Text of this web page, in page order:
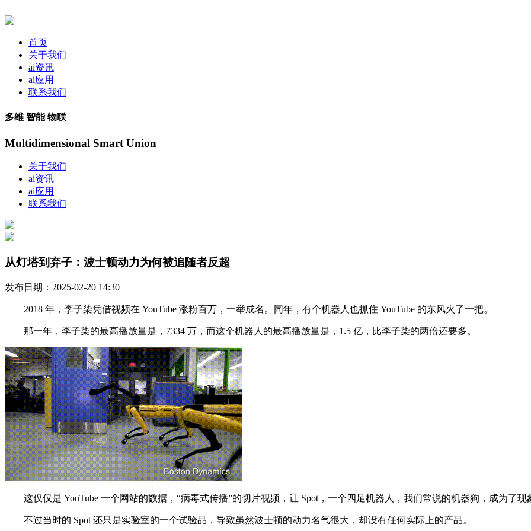
首页
关于我们
ai资讯
ai应用
联系我们
多维 智能 物联
Multidimensional Smart Union
关于我们
ai资讯
ai应用
联系我们
从灯塔到弃子：波士顿动力为何被追随者反超
发布日期：2025-02-20 14:30
2018 年，李子柒凭借视频在 YouTube 涨粉百万，一举成名。同年，有个机器人也抓住 YouTube 的东风火了一把。
那一年，李子柒的最高播放量是，7334 万，而这个机器人的最高播放量是，1.5 亿，比李子柒的两倍还要多。
这仅仅是 YouTube 一个网站的数据，“病毒式传播”的切片视频，让 Spot，一个四足机器人，我们常说的机器狗，成为了现
不过当时的 Spot 还只是实验室的一个试验品，导致虽然波士顿的动力名气很大，却没有任何实际上的产品。